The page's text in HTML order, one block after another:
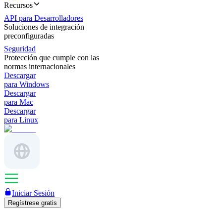
Recursos
API para Desarrolladores
Soluciones de integración
preconfiguradas
Seguridad
Protección que cumple con las
normas internacionales
Descargar
para Windows
Descargar
para Mac
Descargar
para Linux
Iniciar Sesión
Regístrese gratis